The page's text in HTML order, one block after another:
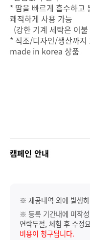
* 땀을 빠르게 흡수하고
쾌적하게 사용 가능
(강한 기계 세탁은 이
* 직조/디자인/생산까
made in korea 상품
캠페인 안내
※ 제공내역 외에 발생
※ 등록 기간내에 미작
연락두절, 체험 후 수정
비용이 청구됩니다.